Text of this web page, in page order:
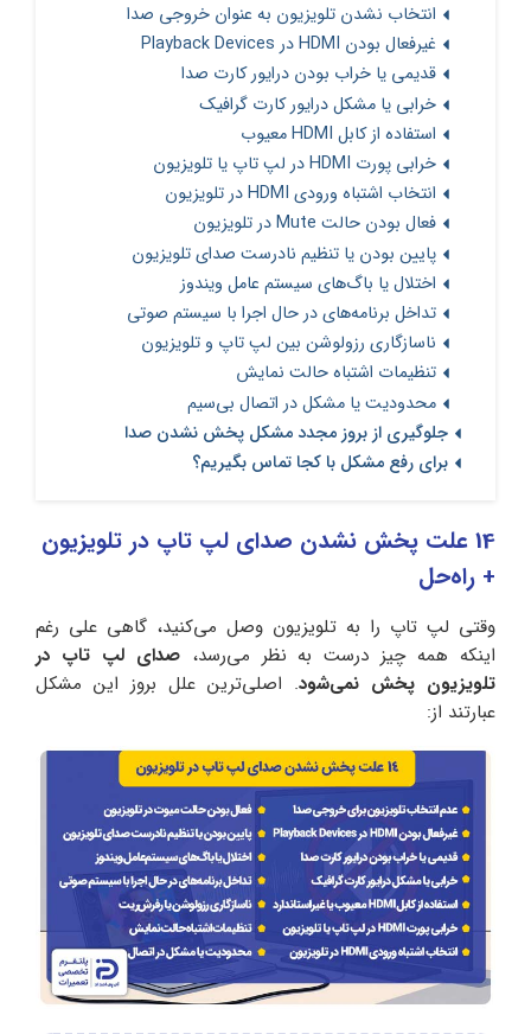
انتخاب نشدن تلویزیون به عنوان خروجی صدا
غیرفعال بودن HDMI در Playback Devices
قدیمی یا خراب بودن درایور کارت صدا
خرابی یا مشکل درایور کارت گرافیک
استفاده از کابل HDMI معیوب
خرابی پورت HDMI در لپ‌ تاپ یا تلویزیون
انتخاب اشتباه ورودی HDMI در تلویزیون
فعال بودن حالت Mute در تلویزیون
پایین بودن یا تنظیم نادرست صدای تلویزیون
اختلال یا باگ‌های سیستم‌ عامل ویندوز
تداخل برنامه‌های در حال اجرا با سیستم صوتی
ناسازگاری رزولوشن بین لپ‌ تاپ و تلویزیون
تنظیمات اشتباه حالت نمایش
محدودیت یا مشکل در اتصال بی‌سیم
جلوگیری از بروز مجدد مشکل پخش نشدن صدا
برای رفع مشکل با کجا تماس بگیریم؟
14 علت پخش نشدن صدای لپ تاپ در تلویزیون
+ راه‌حل
وقتی لپ تاپ را به تلویزیون وصل می‌کنید، گاهی علی رغم
اینکه همه چیز درست به نظر می‌رسد، صدای لپ تاپ در
تلویزیون پخش نمی‌شود. اصلی‌ترین علل بروز این مشکل
عبارتند از: